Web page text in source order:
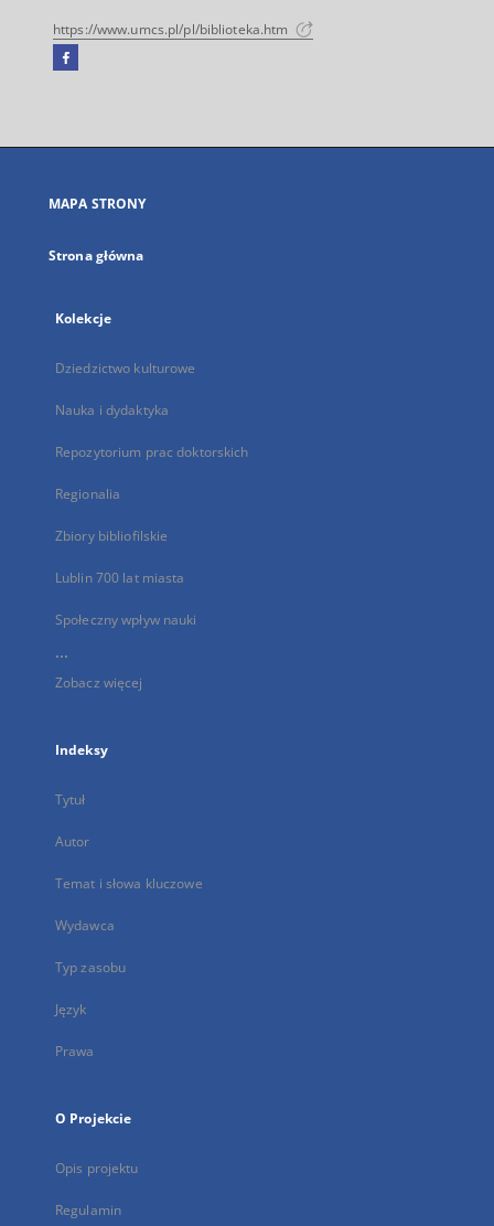
https://www.umcs.pl/pl/biblioteka.htm
Facebook
się
karcie
MAPA STRONY
Strona główna
Kolekcje
Dziedzictwo kulturowe
Nauka i dydaktyka
Repozytorium prac doktorskich
Regionalia
Zbiory bibliofilskie
Lublin 700 lat miasta
Społeczny wpływ nauki
...
Zobacz więcej
Indeksy
Tytuł
Autor
Temat i słowa kluczowe
Wydawca
Typ zasobu
Język
Prawa
O Projekcie
Opis projektu
Regulamin